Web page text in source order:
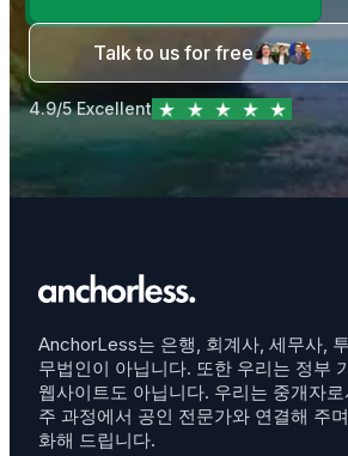
Talk to us for free
4.9/5 Excellent
AnchorLess는 은행, 회계사, 세무사,
무법인이 아닙니다. 또한 우리는 정부
웹사이트도 아닙니다. 우리는 중개자
주 과정에서 공인 전문가와 연결해 주
화해 드립니다.